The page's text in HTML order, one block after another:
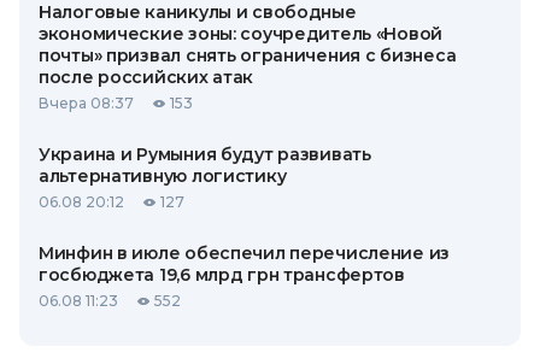
Налоговые каникулы и свободные
экономические зоны: соучредитель «Новой
почты» призвал снять ограничения с бизнеса
после российских атак
Вчера 08:37 153
Украина и Румыния будут развивать
альтернативную логистику
06.08 20:12 127
Минфин в июле обеспечил перечисление из
госбюджета 19,6 млрд грн трансфертов
06.08 11:23 552